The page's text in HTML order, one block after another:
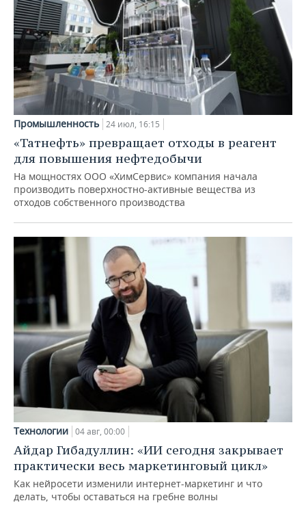
Промышленность 24 июл, 16:15
«Татнефть» превращает отходы в реагент
для повышения нефтедобычи
На мощностях ООО «ХимСервис» компания начала
производить поверхностно-активные вещества из
отходов собственного производства
Технологии 04 авг, 00:00
Айдар Гибадуллин: «ИИ сегодня закрывает
практически весь маркетинговый цикл»
Как нейросети изменили интернет-маркетинг и что
делать, чтобы оставаться на гребне волны